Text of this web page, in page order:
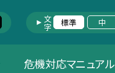
文字 標準 中
危機対応マニュアル